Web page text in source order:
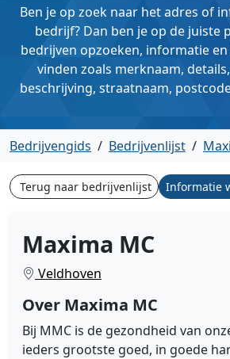
Ben je op zoek naar het adres of
bedrijf? Dan ben je op de juiste
bedrijven opzoeken, informatie
vinden zoals merknaam,
beschrijving, straatnaam,
Bedrijvengids / Bedrijvenlijst /
Terug naar bedrijvenlijst Informatie
Maxima MC
Veldhoven
Over Maxima MC
Bij MMC is de gezondheid van
ieders grootste goed, in goede